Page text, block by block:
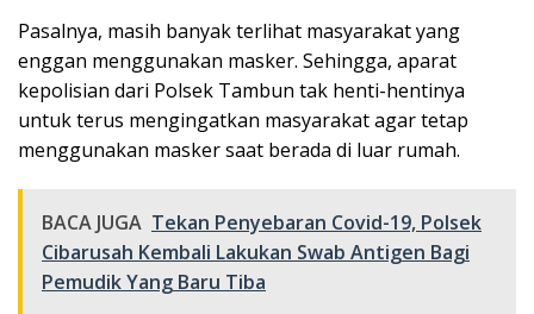
Pasalnya, masih banyak terlihat masyarakat yang
enggan menggunakan masker. Sehingga, aparat
kepolisian dari Polsek Tambun tak henti-hentinya
untuk terus mengingatkan masyarakat agar tetap
menggunakan masker saat berada di luar rumah.
BACA JUGA Tekan Penyebaran Covid-19, Polsek
Cibarusah Kembali Lakukan Swab Antigen Bagi
Pemudik Yang Baru Tiba